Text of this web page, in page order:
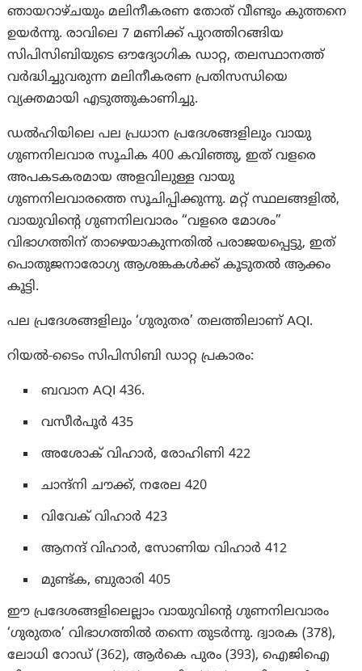
ഞായറാഴ്ചയും മലിനീകരണ തോത് വീണ്ടും കുത്തനെ
ഉയർന്നു. രാവിലെ 7 മണിക്ക് പുറത്തിറങ്ങിയ
സിപിസിബിയുടെ ഔദ്യോഗിക ഡാറ്റ, തലസ്ഥാനത്ത്
വർദ്ധിച്ചുവരുന്ന മലിനീകരണ പ്രതിസന്ധിയെ
വ്യക്തമായി എടുത്തുകാണിച്ചു.
ഡൽഹിയിലെ പല പ്രധാന പ്രദേശങ്ങളിലും വായു
ഗുണനിലവാര സൂചിക 400 കവിഞ്ഞു, ഇത് വളരെ
അപകടകരമായ അളവിലുള്ള വായു
ഗുണനിലവാരത്തെ സൂചിപ്പിക്കുന്നു. മറ്റ് സ്ഥലങ്ങളിൽ,
വായുവിന്റെ ഗുണനിലവാരം “വളരെ മോശം”
വിഭാഗത്തിന് താഴെയാകുന്നതിൽ പരാജയപ്പെട്ടു, ഇത്
പൊതുജനാരോഗ്യ ആശങ്കകൾക്ക് കൂടുതൽ ആക്കം
കൂട്ടി.
പല പ്രദേശങ്ങളിലും ‘ഗുരുതര’ തലത്തിലാണ് AQI.
റിയൽ-ടൈം സിപിസിബി ഡാറ്റ പ്രകാരം:
ബവാന AQI 436.
വസീർപൂർ 435
അശോക് വിഹാര്‍, രോഹിണി 422
ചാന്ദ്‌നി ചൗക്ക്, നരേല 420
വിവേക് ​​വിഹാർ 423
ആനന്ദ് വിഹാര്‍, സോണിയ വിഹാര്‍ 412
മുണ്ട്ക, ബുരാരി 405
ഈ പ്രദേശങ്ങളിലെല്ലാം വായുവിന്റെ ഗുണനിലവാരം
‘ഗുരുതര’ വിഭാഗത്തിൽ തന്നെ തുടർന്നു. ദ്വാരക (378),
ലോധി റോഡ് (362), ആർകെ പുരം (393), ഐജിഐ